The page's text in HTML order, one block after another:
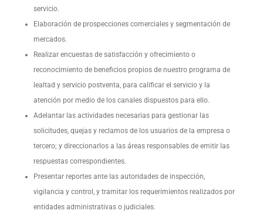
servicio.
Elaboración de prospecciones comerciales y segmentación de
mercados.
Realizar encuestas de satisfacción y ofrecimiento o
reconocimiento de beneficios propios de nuestro programa de
lealtad y servicio postventa, para calificar el servicio y la
atención por medio de los canales dispuestos para ello.
Adelantar las actividades necesarias para gestionar las
solicitudes, quejas y reclamos de los usuarios de la empresa o
tercero; y direccionarlos a las áreas responsables de emitir las
respuestas correspondientes.
Presentar reportes ante las autoridades de inspección,
vigilancia y control, y tramitar los requerimientos realizados por
entidades administrativas o judiciales.